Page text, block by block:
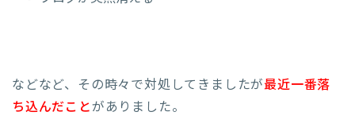
などなど、その時々で対処してきましたが最近一番落
ち込んだことがありました。